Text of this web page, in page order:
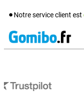
Notre service client est